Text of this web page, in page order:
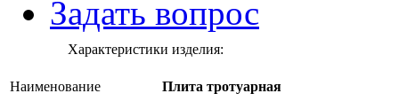
Задать вопрос
Характеристики изделия:
Наименование Плита тротуарная